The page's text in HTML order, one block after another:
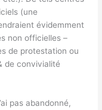
(une
évidemment
non officielles –
de protestation ou
de convivialité
pas abandonné,